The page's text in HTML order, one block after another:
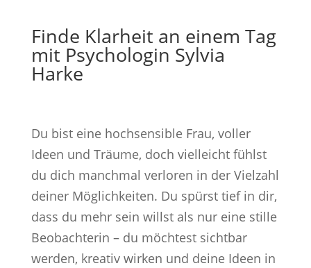
Finde Klarheit an einem Tag
mit Psychologin Sylvia
Harke
Du bist eine hochsensible Frau, voller
Ideen und Träume, doch vielleicht fühlst
du dich manchmal verloren in der Vielzahl
deiner Möglichkeiten. Du spürst tief in dir,
dass du mehr sein willst als nur eine stille
Beobachterin – du möchtest sichtbar
werden, kreativ wirken und deine Ideen in